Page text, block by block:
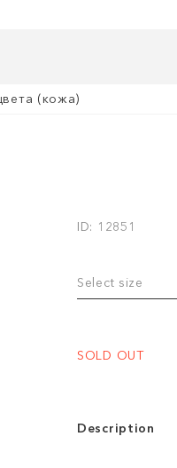
(кожа)
ID: 12851
Select size
SOLD OUT
Description